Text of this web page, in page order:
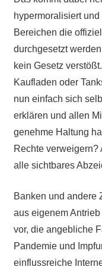
hypermoralisiert
Bereichen die
durchgesetzt
kein Gesetz
Kaufladen oder
nun einfach sich
erklären und allen
genehme Haltung
Rechte verweigern?
alle sichtbares
Banken und andere
aus eigenem
vor, die angebliche
Pandemie und
einflussreiche